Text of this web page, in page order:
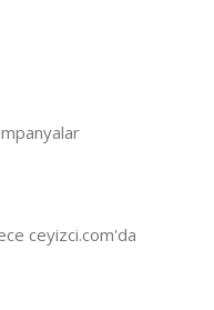
ceyizci.com'da